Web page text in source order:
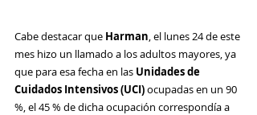
Cabe destacar que Harman, el lunes 24 de este
mes hizo un llamado a los adultos mayores, ya
que para esa fecha en las Unidades de
Cuidados Intensivos (UCI) ocupadas en un 90
%, el 45 % de dicha ocupación correspondía a